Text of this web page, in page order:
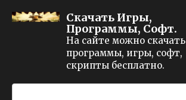
Скачать Игры,
Программы, Софт.
На сайте можно скачать
программы, игры, софт,
скрипты бесплатно.